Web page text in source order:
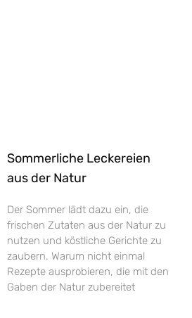
Sommerliche Leckereien
aus der Natur
Der Sommer lädt dazu ein, die
frischen Zutaten aus der Natur zu
nutzen und köstliche Gerichte zu
zaubern. Warum nicht einmal
Rezepte ausprobieren, die mit den
Gaben der Natur zubereitet